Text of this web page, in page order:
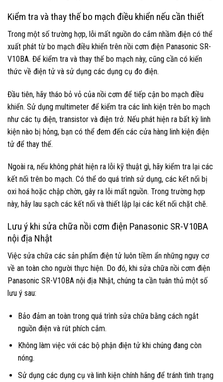
Kiểm tra và thay thế bo mạch điều khiển nếu cần thiết
Trong một số trường hợp, lỗi mất nguồn do cắm nhầm điện có thể
xuất phát từ bo mạch điều khiển trên nồi cơm điện Panasonic SR-
V10BA. Để kiểm tra và thay thế bo mạch này, cũng cần có kiến
thức về điện tử và sử dụng các dụng cụ đo điện.
Đầu tiên, hãy tháo bỏ vỏ của nồi cơm để tiếp cận bo mạch điều
khiển. Sử dụng multimeter để kiểm tra các linh kiện trên bo mạch
như các tụ điện, transistor và điện trở. Nếu phát hiện ra bất kỳ linh
kiện nào bị hỏng, bạn có thể đem đến các cửa hàng linh kiện điện
tử để thay thế.
Ngoài ra, nếu không phát hiện ra lỗi kỹ thuật gì, hãy kiểm tra lại các
kết nối trên bo mạch. Có thể do quá trình sử dụng, các kết nối bị
oxi hoá hoặc chập chờn, gây ra lỗi mất nguồn. Trong trường hợp
này, hãy lau sạch các kết nối và thiết lập lại các kết nối chặt chẽ.
Lưu ý khi sửa chữa nồi cơm điện Panasonic SR-V10BA
nội địa Nhật
Việc sửa chữa các sản phẩm điện tử luôn tiềm ẩn những nguy cơ
về an toàn cho người thực hiện. Do đó, khi sửa chữa nồi cơm điện
Panasonic SR-V10BA nội địa Nhật, chúng ta cần tuân thủ một số
lưu ý sau:
Bảo đảm an toàn trong quá trình sửa chữa bằng cách ngắt
nguồn điện và rút phích cắm.
Không làm việc với các bộ phận điện tử khi chúng đang còn
nóng.
Sử dụng các dụng cụ và linh kiện chính hãng để tránh tình trạng